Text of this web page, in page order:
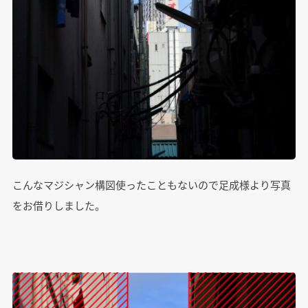
こんなマジシャン構図使ったこともないので足成様より写真
をお借りしました。